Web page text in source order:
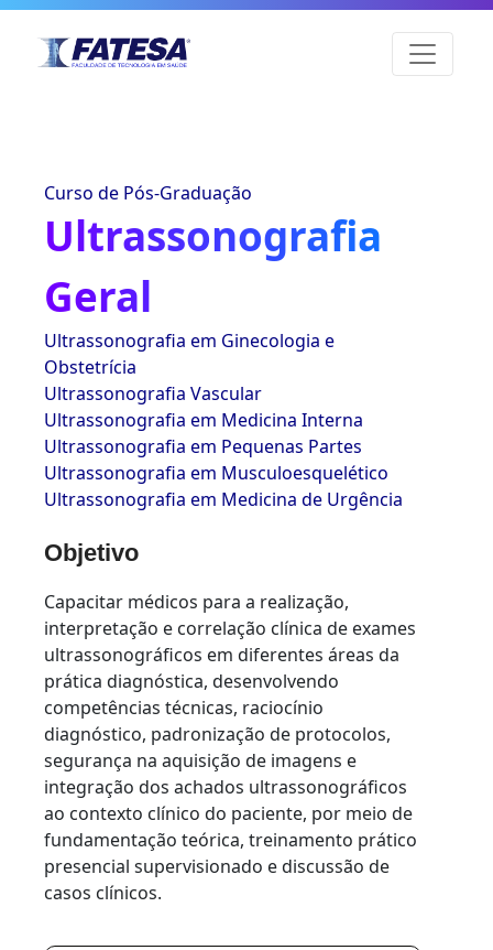
Curso de Pós-Graduação
Ultrassonografia
Geral
Ultrassonografia em Ginecologia e
Obstetrícia
Ultrassonografia Vascular
Ultrassonografia em Medicina Interna
Ultrassonografia em Pequenas Partes
Ultrassonografia em Musculoesquelético
Ultrassonografia em Medicina de Urgência
Objetivo
Capacitar médicos para a realização,
interpretação e correlação clínica de exames
ultrassonográficos em diferentes áreas da
prática diagnóstica, desenvolvendo
competências técnicas, raciocínio
diagnóstico, padronização de protocolos,
segurança na aquisição de imagens e
integração dos achados ultrassonográficos
ao contexto clínico do paciente, por meio de
fundamentação teórica, treinamento prático
presencial supervisionado e discussão de
casos clínicos.